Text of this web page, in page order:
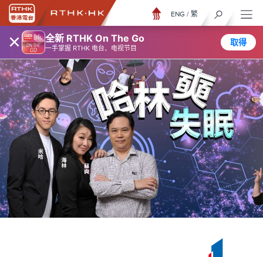
× 全新 RTHK On The Go
一手掌握 RTHK 电台、电视节目
取得
ENG / 繁